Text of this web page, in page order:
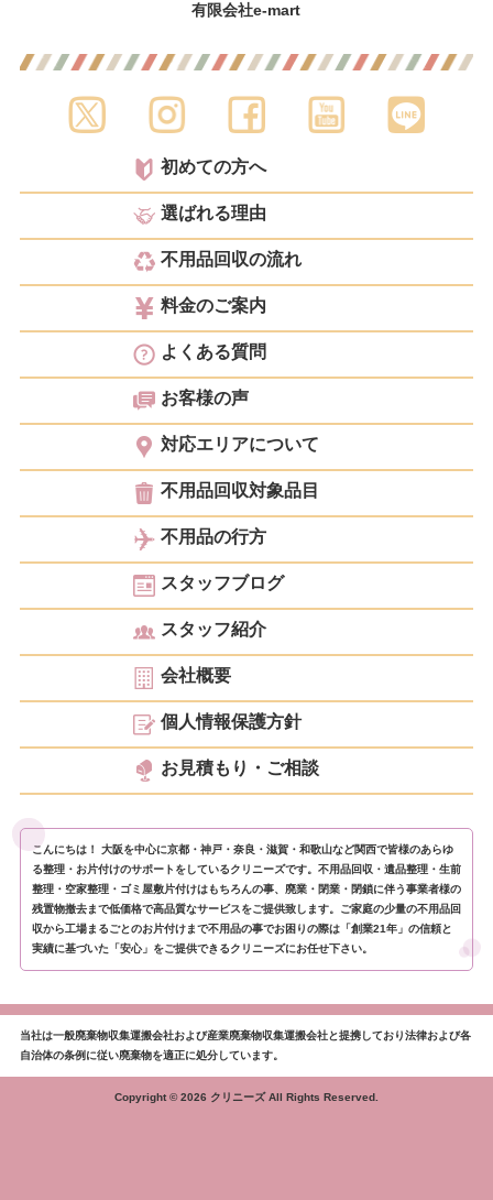
有限会社e-mart
初めての方へ
選ばれる理由
不用品回収の流れ
料金のご案内
よくある質問
お客様の声
対応エリアについて
不用品回収対象品目
不用品の行方
スタッフブログ
スタッフ紹介
会社概要
個人情報保護方針
お見積もり・ご相談
こんにちは！ 大阪を中心に京都・神戸・奈良・滋賀・和歌山など関西で皆様のあらゆ
る整理・お片付けのサポートをしているクリニーズです。不用品回収・遺品整理・生前
整理・空家整理・ゴミ屋敷片付けはもちろんの事、廃業・閉業・閉鎖に伴う事業者様の
残置物撤去まで低価格で高品質なサービスをご提供致します。ご家庭の少量の不用品回
収から工場まるごとのお片付けまで不用品の事でお困りの際は「創業21年」の信頼と
実績に基づいた「安心」をご提供できるクリニーズにお任せ下さい。
当社は一般廃棄物収集運搬会社および産業廃棄物収集運搬会社と提携しており法律および各
自治体の条例に従い廃棄物を適正に処分しています。
Copyright © 2026 クリニーズ All Rights Reserved.